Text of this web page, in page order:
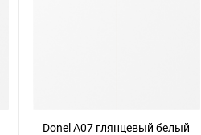
Donel A07 глянцевый белый